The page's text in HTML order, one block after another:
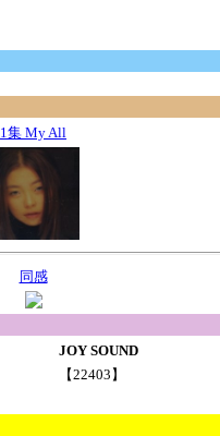
1集 My All
同感
JOY SOUND
【22403】